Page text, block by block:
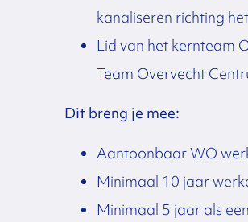
kanaliseren richting
Lid van het kernteam
Team Overvecht
Dit breng je mee:
Aantoonbaar WO
Minimaal 10 jaar
Minimaal 5 jaar als